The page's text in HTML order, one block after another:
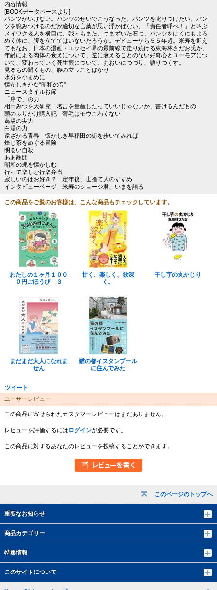
このページのトップへ
重要なお知らせ
商品カテゴリー
特集情報
このサイトについて
内容情報
[BOOKデータベースより]
パンツがいけない。パンツのせいでこうなった。パンツを叱りつけたい。パン
ツを睨みつけるのだが適切な言葉が思い浮かばない。「責任者呼べ！」と叫ぶ
メイワク老人を横目に、我々もまた、つまずいた石に、パンツをはくにもよろ
めく体に、腹を立ててはいないだろうか。デビューから５５年超。米寿を迎え
てもなお、日本の漫画・エッセイ界の最前線で走り続ける東海林さだお氏が、
年齢による肉体の衰えについて、逆に衰えることのない好奇心とユーモアにつ
いて、変わっていく死生観について、おおいにつづり、語りつくす。
見るもの聞くもの、腹の立つことばかり
水分を小まめに
懐かしきかな“昭和の音”
ニュースタイルお節
「序で」の力
相田みつを大研究 名言を量産したっていいじゃないか、書けるんだもの
頭のふりかけ購入記 薄毛はモウこわくない
葛湯の実力
白湯の力
遠ざかる青春 懐かしき早稲田の街を歩いてみれば
焙じ茶をめぐる冒険
明るい自殺
ああ疎開
昭和の蝿を懐かしむ
行って楽しむ行楽弁当
寂しいのはお好き？ 定年後、世捨て人のすすめ
インタビューページ 米寿のショージ君、いまを語る
この商品をご覧のお客様は、こんな商品もチェックしています。
わたしの１ヶ月１００
０円ごほうび ３
甘く、楽しく、欲深
く。
干し芋の丸かじり
まだまだ大人になれま
せん
猫の都イスタンブール
に住んでみた
ツイート
ユーザーレビュー
この商品に寄せられたカスタマーレビューはまだありません。
レビューを評価するには ログインが必要です。
この商品に対するあなたのレビューを投稿することができます。